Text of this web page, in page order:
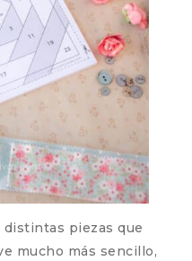
distintas piezas que
mucho más sencillo,